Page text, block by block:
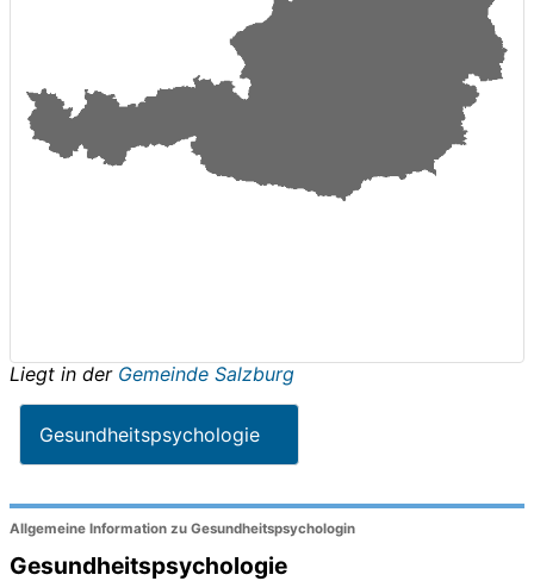
Liegt in der Gemeinde Salzburg
Gesundheitspsychologie
Allgemeine Information zu Gesundheitspsychologin
Gesundheitspsychologie